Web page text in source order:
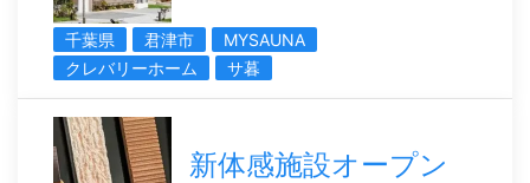
千葉県 君津市
MYSAUNA
クレバリーホーム
サ暮
新体感施設オープン